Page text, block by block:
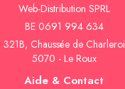
Web-Distribution SPRL
BE 0691 994 634
321B, Chaussée de Charleroi
5070 - Le Roux
Aide & Contact